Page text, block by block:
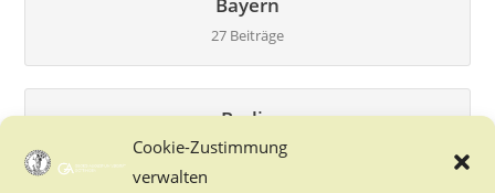
Cookie-Zustimmung
verwalten
Bayern
27 Beiträge
Berlin
0 Beiträge